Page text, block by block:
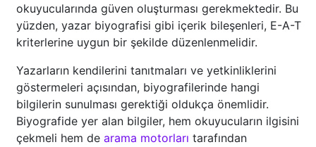
okuyucularında güven oluşturması gerekmektedir. Bu
yüzden, yazar biyografisi gibi içerik bileşenleri, E-A-T
kriterlerine uygun bir şekilde düzenlenmelidir.
Yazarların kendilerini tanıtmaları ve yetkinliklerini
göstermeleri açısından, biyografilerinde hangi
bilgilerin sunulması gerektiği oldukça önemlidir.
Biyografide yer alan bilgiler, hem okuyucuların ilgisini
çekmeli hem de arama motorları tarafından